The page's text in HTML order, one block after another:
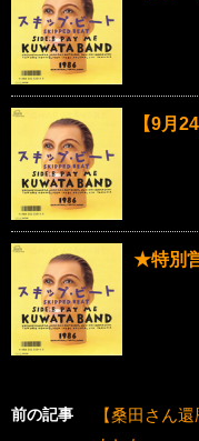
【9月
★特別
前の記事
【桑田さん